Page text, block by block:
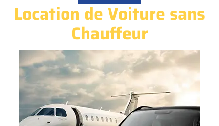
Location de Voiture sans
Chauffeur